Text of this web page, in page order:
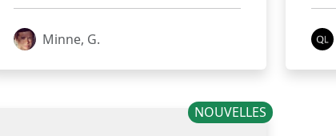
Minne, G.
NOUVELLES